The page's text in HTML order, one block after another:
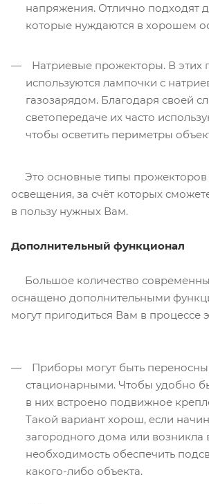
напряжения. Отлично подходят
которые нуждаются в хорошем
Натриевые прожекторы. В этих
используются лампочки с
газозарядом. Благодаря своей
светопередаче их часто
чтобы осветить периметры
Это основные типы прожекторов
освещения, за счёт которых
в пользу нужных Вам.
Дополнительный функционал
Большое количество
оснащено дополнительными
могут пригодиться Вам в процессе
Приборы могут быть
стационарными. Чтобы удобно
в них встроено подвижное
Такой вариант хорош, если
загородного дома или возникла
необходимость обеспечить
какого-либо объекта.